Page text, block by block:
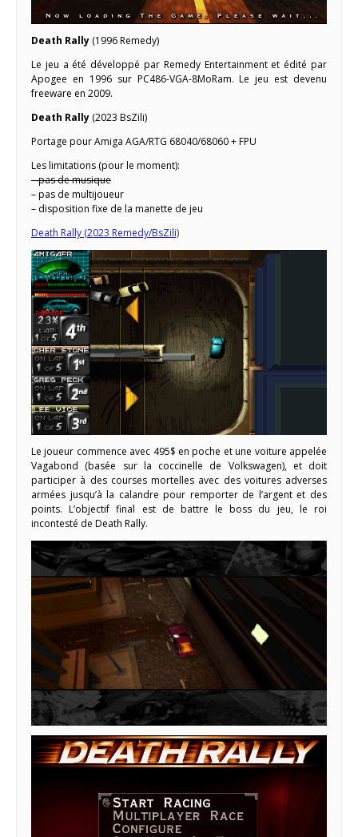
Death Rally (1996 Remedy)
Le jeu a été développé par Remedy Entertainment et édité par
Apogee en 1996 sur PC486-VGA-8MoRam. Le jeu est devenu
freeware en 2009.
Death Rally (2023 BsZili)
Portage pour Amiga AGA/RTG 68040/68060 + FPU
Les limitations (pour le moment):
– pas de musique
– pas de multijoueur
– disposition fixe de la manette de jeu
Death Rally (2023 Remedy/BsZili)
Le joueur commence avec 495$ en poche et une voiture appelée
Vagabond (basée sur la coccinelle de Volkswagen), et doit
participer à des courses mortelles avec des voitures adverses
armées jusqu’à la calandre pour remporter de l’argent et des
points. L’objectif final est de battre le boss du jeu, le roi
incontesté de Death Rally.